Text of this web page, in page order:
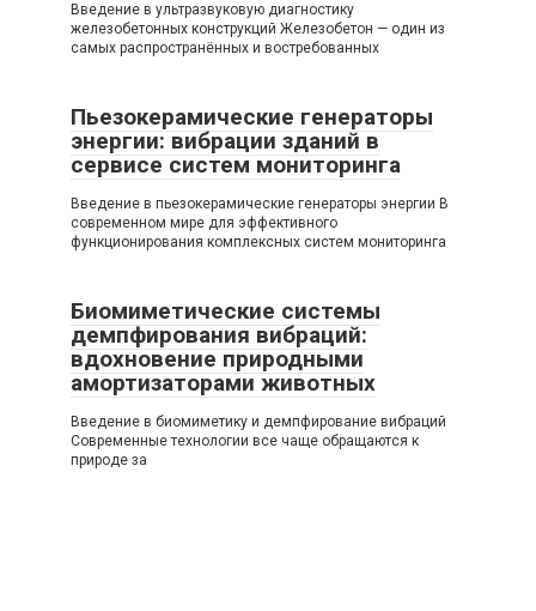
Введение в ультразвуковую диагностику
железобетонных конструкций Железобетон — один из
самых распространённых и востребованных
Пьезокерамические генераторы
энергии: вибрации зданий в
сервисе систем мониторинга
Введение в пьезокерамические генераторы энергии В
современном мире для эффективного
функционирования комплексных систем мониторинга
Биомиметические системы
демпфирования вибраций:
вдохновение природными
амортизаторами животных
Введение в биомиметику и демпфирование вибраций
Современные технологии все чаще обращаются к
природе за